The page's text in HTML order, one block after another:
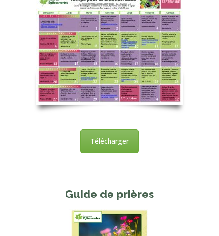
Télécharger
Guide de prières